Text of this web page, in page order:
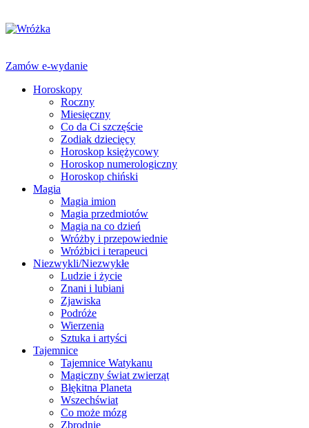
Zamów e-wydanie
Horoskopy
Roczny
Miesięczny
Co da Ci szczęście
Zodiak dziecięcy
Horoskop księżycowy
Horoskop numerologiczny
Horoskop chiński
Magia
Magia imion
Magia przedmiotów
Magia na co dzień
Wróżby i przepowiednie
Wróżbici i terapeuci
Niezwykli/Niezwykłe
Ludzie i życie
Znani i lubiani
Zjawiska
Podróże
Wierzenia
Sztuka i artyści
Tajemnice
Tajemnice Watykanu
Magiczny świat zwierząt
Błękitna Planeta
Wszechświat
Co może mózg
Zbrodnie